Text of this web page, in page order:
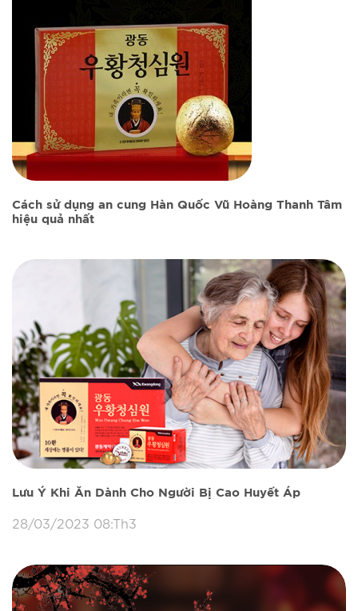
Cách sử dụng an cung Hàn Quốc Vũ Hoàng Thanh Tâm
hiệu quả nhất
Lưu Ý Khi Ăn Dành Cho Người Bị Cao Huyết Áp
28/03/2023 08:Th3